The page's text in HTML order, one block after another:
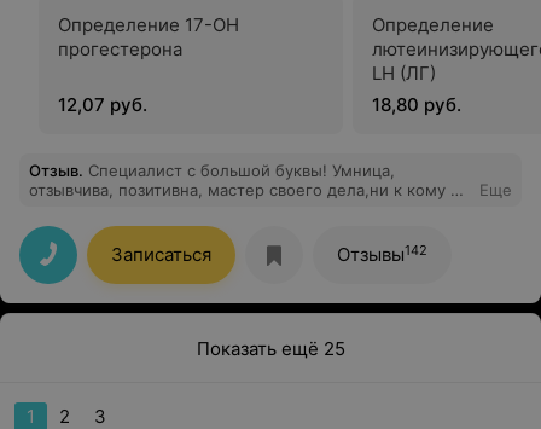
Определение 17-ОН
прогестерона
12,07 руб.
Определение
LH (ЛГ)
18,80 руб.
Отзыв. Специалист с большой буквы! Умница,
отзывчива, позитивна, мастер своего дела,ни к кому не
благодарность, за проведённую долгочасовую
операцию по удалению бластомы. Огромное Вам
спасибо Светлана Николаевна семья Калишук
Еще
Записаться Отзывы142
Показать ещё 25
1 2 3